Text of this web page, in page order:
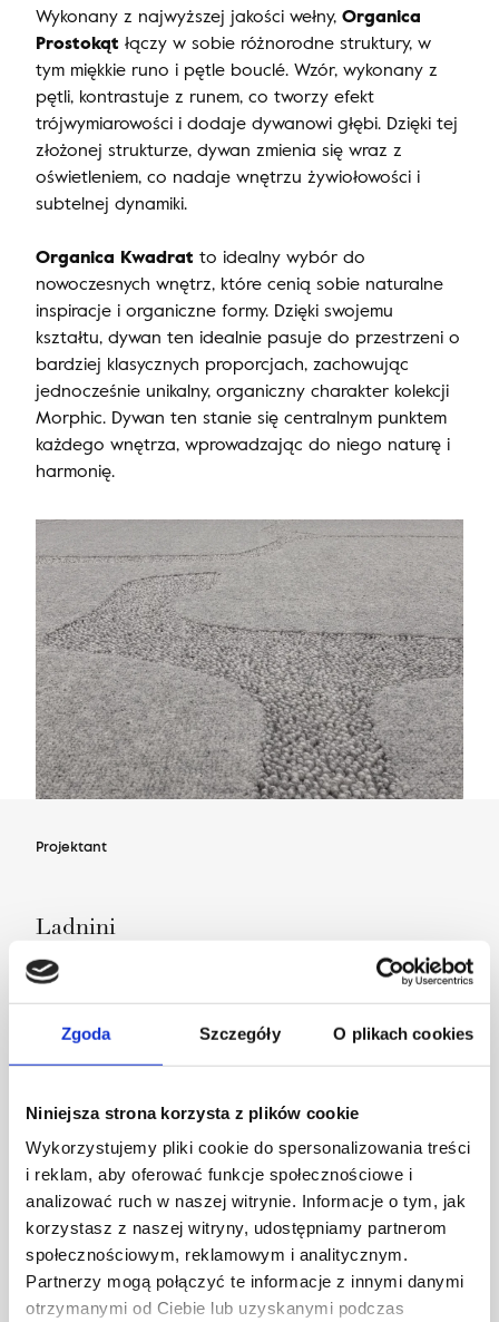
Zgoda Szczegóły O plikach cookies
Niniejsza strona korzysta z plików cookie
Wykorzystujemy pliki cookie do spersonalizowania treści
i reklam, aby oferować funkcje społecznościowe i
analizować ruch w naszej witrynie. Informacje o tym, jak
korzystasz z naszej witryny, udostępniamy partnerom
społecznościowym, reklamowym i analitycznym.
Partnerzy mogą połączyć te informacje z innymi danymi
otrzymanymi od Ciebie lub uzyskanymi podczas
Wykonany z najwyższej jakości wełny, Organica
Prostokąt łączy w sobie różnorodne struktury, w
tym miękkie runo i pętle bouclé. Wzór, wykonany z
pętli, kontrastuje z runem, co tworzy efekt
trójwymiarowości i dodaje dywanowi głębi. Dzięki tej
złożonej strukturze, dywan zmienia się wraz z
oświetleniem, co nadaje wnętrzu żywiołowości i
subtelnej dynamiki.
Organica Kwadrat to idealny wybór do
nowoczesnych wnętrz, które cenią sobie naturalne
inspiracje i organiczne formy. Dzięki swojemu
kształtu, dywan ten idealnie pasuje do przestrzeni o
bardziej klasycznych proporcjach, zachowując
jednocześnie unikalny, organiczny charakter kolekcji
Morphic. Dywan ten stanie się centralnym punktem
każdego wnętrza, wprowadzając do niego naturę i
harmonię.
Projektant
Ladnini